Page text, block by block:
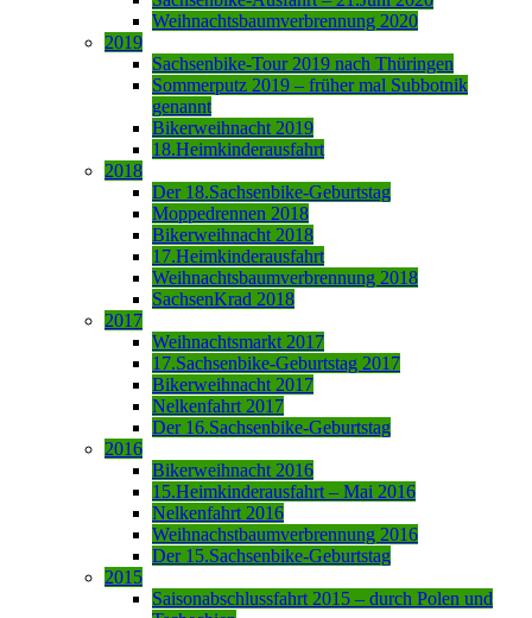
Weihnachtsbaumverbrennung 2020
2019
Sachsenbike-Tour 2019 nach Thüringen
Sommerputz 2019 – früher mal Subbotnik
genannt
Bikerweihnacht 2019
18.Heimkinderausfahrt
2018
Der 18.Sachsenbike-Geburtstag
Moppedrennen 2018
Bikerweihnacht 2018
17.Heimkinderausfahrt
Weihnachtsbaumverbrennung 2018
SachsenKrad 2018
2017
Weihnachtsmarkt 2017
17.Sachsenbike-Geburtstag 2017
Bikerweihnacht 2017
Nelkenfahrt 2017
Der 16.Sachsenbike-Geburtstag
2016
Bikerweihnacht 2016
15.Heimkinderausfahrt – Mai 2016
Nelkenfahrt 2016
Weihnachstbaumverbrennung 2016
Der 15.Sachsenbike-Geburtstag
2015
Saisonabschlussfahrt 2015 – durch Polen und